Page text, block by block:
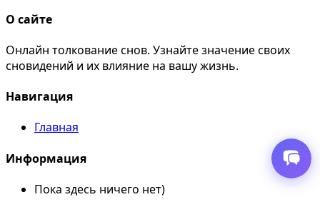
О сайте
Онлайн толкование снов. Узнайте значение своих
сновидений и их влияние на вашу жизнь.
Навигация
Главная
Информация
Пока здесь ничего нет)